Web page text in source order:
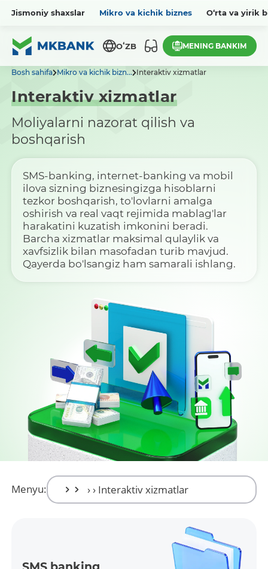
Jismoniy shaxslar Mikro va kichik biznes O‘rta va yirik
OʻZB MENING BANKIM
Bosh sahifa Mikro va kichik bizn... Interaktiv xizmatlar
Interaktiv xizmatlar
Moliyalarni nazorat qilish va
boshqarish
SMS-banking, internet-banking va mobil
ilova sizning biznesingizga hisoblarni
tezkor boshqarish, to'lovlarni amalga
oshirish va real vaqt rejimida mablag'lar
harakatini kuzatish imkonini beradi.
Barcha xizmatlar maksimal qulaylik va
xavfsizlik bilan masofadan turib mavjud.
Qayerda bo'lsangiz ham samarali ishlang.
Menyu: